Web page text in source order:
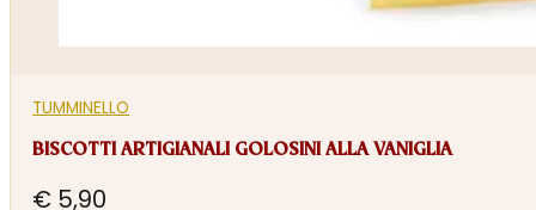
TUMMINELLO
BISCOTTI ARTIGIANALI GOLOSINI ALLA VANIGLIA
€ 5,90